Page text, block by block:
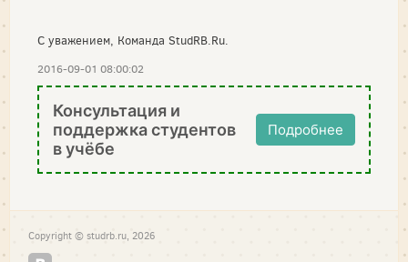
С уважением, Команда StudRB.Ru.
2016-09-01 08:00:02
Консультация и
поддержка студентов
в учёбе
Подробнее
Copyright © studrb.ru, 2026